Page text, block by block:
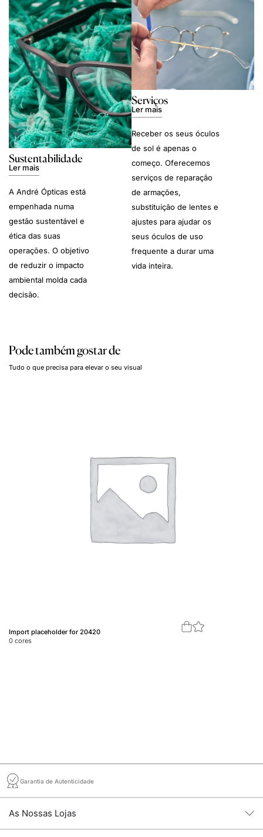
Sustentabilidade
Ler mais
A André Ópticas está
empenhada numa
gestão sustentável e
ética das suas
operações. O objetivo
de reduzir o impacto
ambiental molda cada
decisão.
Serviços
Ler mais
Receber os seus óculos
de sol é apenas o
começo. Oferecemos
serviços de reparação
de armações,
substituição de lentes e
ajustes para ajudar os
seus óculos de uso
frequente a durar uma
vida inteira.
Pode também gostar de
Tudo o que precisa para elevar o seu visual
Import placeholder for 20420
0 cores
Garantia de Autenticidade
As Nossas Lojas